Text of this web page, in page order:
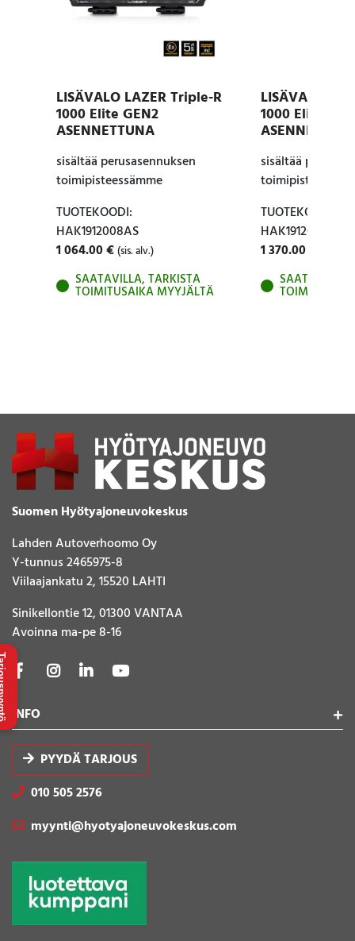
LISÄVALO LAZER Triple-R
1000 Elite GEN2
ASENNETTUNA
sisältää perusasennuksen
toimipisteessämme
TUOTEKOODI:
HAK1912008AS
1 064.00€ (sis. alv.)
SAATAVILLA, TARKISTA
TOIMITUSAIKA MYYJÄLTÄ
LISÄVALO
1000 Elite i-
sisältää
TUOTEKOODI:
HAK1912007AS
1 370.00
SAATAVILLA,
Suomen Hyötyajoneuvokeskus
Lahden Autoverhoomo Oy
Y-tunnus 2465975-8
Viilaajankatu 2, 15520 LAHTI
Sinikellontie 12, 01300 VANTAA
Avoinna ma-pe 8-16
INFO
PYYDÄ TARJOUS
010 505 2576
myynti@hyotyajoneuvokeskus.com